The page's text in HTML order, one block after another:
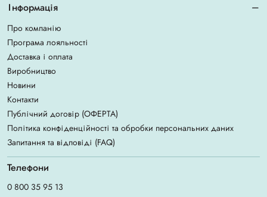
Інформація
Про компанію
Програма лояльності
Доставка і оплата
Виробництво
Новини
Контакти
Публічний договір (ОФЕРТА)
Політика конфіденційності та обробки персональних даних
Запитання та відповіді (FAQ)
Телефони
0 800 35 95 13